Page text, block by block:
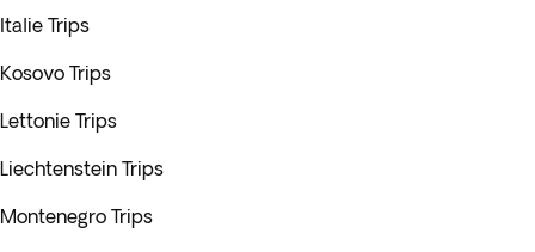
Italie Trips
Kosovo Trips
Lettonie Trips
Liechtenstein Trips
Montenegro Trips